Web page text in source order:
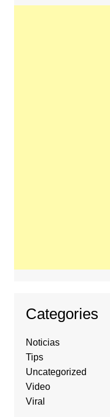
Categories
Noticias
Tips
Uncategorized
Video
Viral